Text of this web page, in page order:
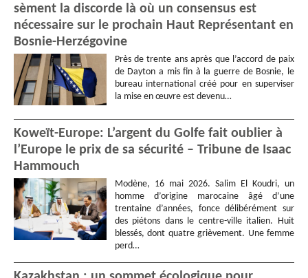
sèment la discorde là où un consensus est
nécessaire sur le prochain Haut Représentant en
Bosnie-Herzégovine
Près de trente ans après que l’accord de paix
de Dayton a mis fin à la guerre de Bosnie, le
bureau international créé pour en superviser
la mise en œuvre est devenu…
Koweït-Europe: L’argent du Golfe fait oublier à
l’Europe le prix de sa sécurité – Tribune de Isaac
Hammouch
Modène, 16 mai 2026. Salim El Koudri, un
homme d’origine marocaine âgé d’une
trentaine d’années, fonce délibérément sur
des piétons dans le centre-ville italien. Huit
blessés, dont quatre grièvement. Une femme
perd…